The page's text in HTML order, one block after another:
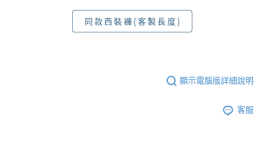
顯示電腦版詳細說明
客服